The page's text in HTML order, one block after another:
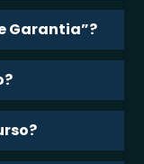
Garantia”?